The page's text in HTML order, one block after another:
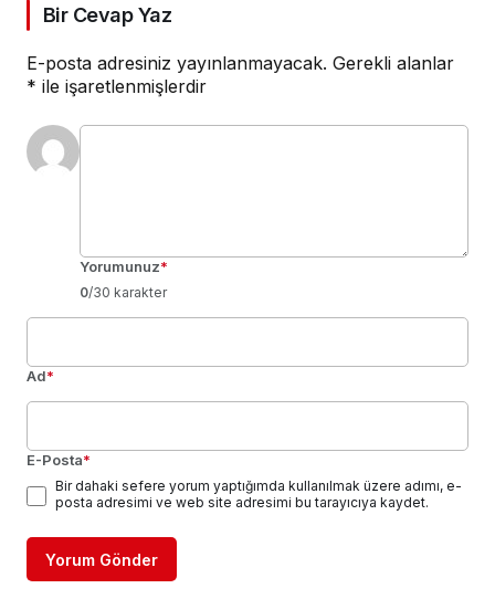
Bir Cevap Yaz
E-posta adresiniz yayınlanmayacak. Gerekli alanlar
* ile işaretlenmişlerdir
Yorumunuz*
0/30 karakter
Ad*
E-Posta*
Bir dahaki sefere yorum yaptığımda kullanılmak üzere adımı, e-
posta adresimi ve web site adresimi bu tarayıcıya kaydet.
Yorum Gönder